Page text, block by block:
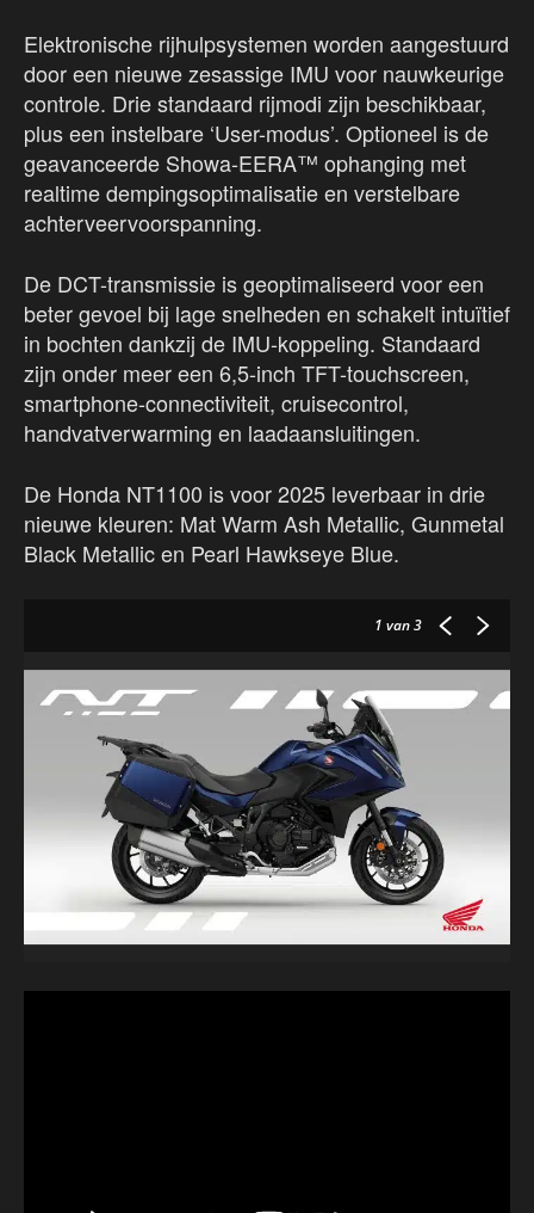
Elektronische rijhulpsystemen worden aangestuurd
door een nieuwe zesassige IMU voor nauwkeurige
controle. Drie standaard rijmodi zijn beschikbaar,
plus een instelbare ‘User-modus’. Optioneel is de
geavanceerde Showa-EERA™ ophanging met
realtime dempingsoptimalisatie en verstelbare
achterveervoorspanning.
De DCT-transmissie is geoptimaliseerd voor een
beter gevoel bij lage snelheden en schakelt intuïtief
in bochten dankzij de IMU-koppeling. Standaard
zijn onder meer een 6,5-inch TFT-touchscreen,
smartphone-connectiviteit, cruisecontrol,
handvatverwarming en laadaansluitingen.
De Honda NT1100 is voor 2025 leverbaar in drie
nieuwe kleuren: Mat Warm Ash Metallic, Gunmetal
Black Metallic en Pearl Hawkseye Blue.
1 van 3